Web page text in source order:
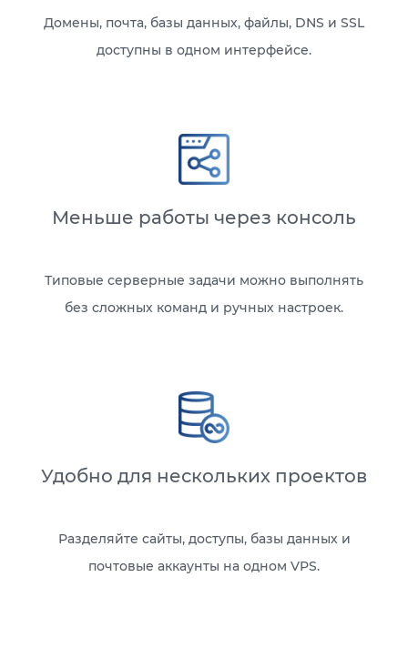
Домены, почта, базы данных, файлы, DNS и SSL
доступны в одном интерфейсе.
Меньше работы через консоль
Типовые серверные задачи можно выполнять
без сложных команд и ручных настроек.
Удобно для нескольких проектов
Разделяйте сайты, доступы, базы данных и
почтовые аккаунты на одном VPS.